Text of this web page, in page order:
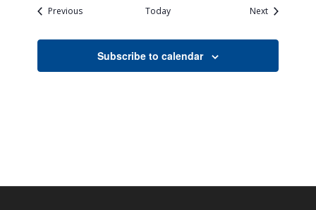
PreviousEvents Today NextEvents
Subscribe to calendar